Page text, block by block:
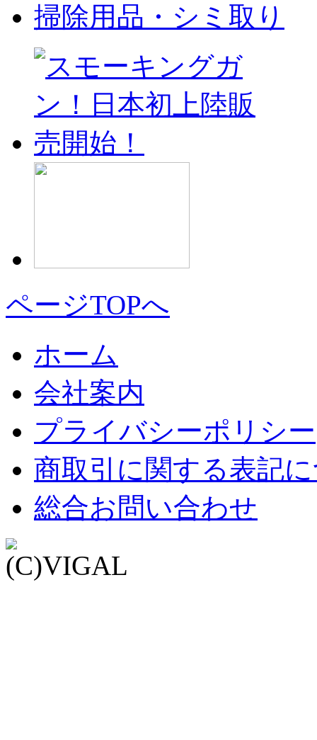
掃除用品・シミ取り
ページTOPへ
ホーム
会社案内
プライバシーポリシー
商取引に関する表記
総合お問い合わせ